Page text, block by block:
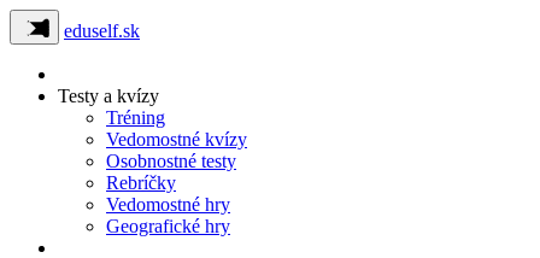
eduself.sk
Testy a kvízy
Tréning
Vedomostné kvízy
Osobnostné testy
Rebríčky
Vedomostné hry
Geografické hry